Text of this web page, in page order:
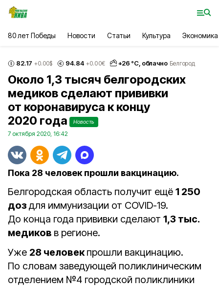
80 лет Победы Новости Статьи Культура Экономика
82.17 +0.00$ 94.84 +0.00€ +26 °С, облачно Белгород
Около 1,3 тысяч белгородских
медиков сделают прививки
от коронавируса к концу
2020 года
Новость
7 октября 2020, 16:42
Пока 28 человек прошли вакцинацию.
Белгородская область получит ещё 1 250
доз для иммунизации от COVID-19.
До конца года прививки сделают 1,3 тыс.
медиков в регионе.
Уже 28 человекпрошли вакцинацию.
По словам заведующей поликлиническим
отделением №4 городской поликлиники